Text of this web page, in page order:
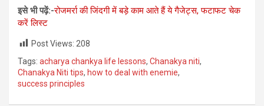
इसे भी पढ़ें:-रोजमर्रा की जिंदगी में बड़े काम आते हैं ये गैजेट्स, फटाफट चेक
करें लिस्ट
Post Views: 208
Tags: acharya chankya life lessons, Chanakya niti,
Chanakya Niti tips, how to deal with enemie,
success principles